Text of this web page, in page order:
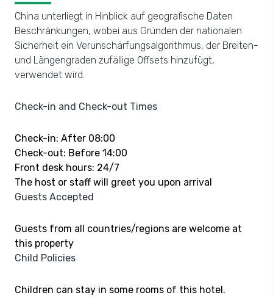
China unterliegt in Hinblick auf geografische Daten
Beschränkungen, wobei aus Gründen der nationalen
Sicherheit ein Verunschärfungsalgorithmus, der Breiten-
und Längengraden zufällige Offsets hinzufügt,
verwendet wird.
Check-in and Check-out Times
Check-in: After 08:00
Check-out: Before 14:00
Front desk hours: 24/7
The host or staff will greet you upon arrival
Guests Accepted
Guests from all countries/regions are welcome at
this property
Child Policies
Children can stay in some rooms of this hotel.